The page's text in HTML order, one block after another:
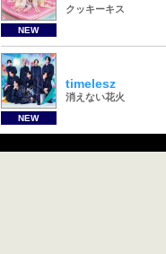
NEW
クッキーキス
NEW
timelesz
消えない花火